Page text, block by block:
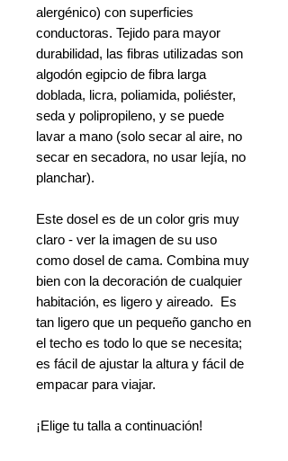
alergénico) con superficies
conductoras. Tejido para mayor
durabilidad, las fibras utilizadas son
algodón egipcio de fibra larga
doblada, licra, poliamida, poliéster,
seda y polipropileno, y se puede
lavar a mano (solo secar al aire, no
secar en secadora, no usar lejía, no
planchar).
Este dosel es de un color gris muy
claro - ver la imagen de su uso
como dosel de cama. Combina muy
bien con la decoración de cualquier
habitación, es ligero y aireado. Es
tan ligero que un pequeño gancho en
el techo es todo lo que se necesita;
es fácil de ajustar la altura y fácil de
empacar para viajar.
¡Elige tu talla a continuación!